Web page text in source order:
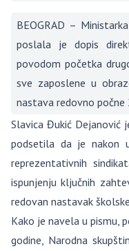
BEOGRAD –
poslala je dopis
povodom početka
sve zaposlene u
nastava redovno počne
Slavica Đukić Dejanović
podsetila da je nakon
reprezentativnih
ispunjenju ključnih
redovan nastavak
Kako je navela u pismu,
godine, Narodna